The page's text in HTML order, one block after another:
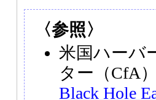
〈参照〉
米国ハーバ
ター（CfA
Black Hole